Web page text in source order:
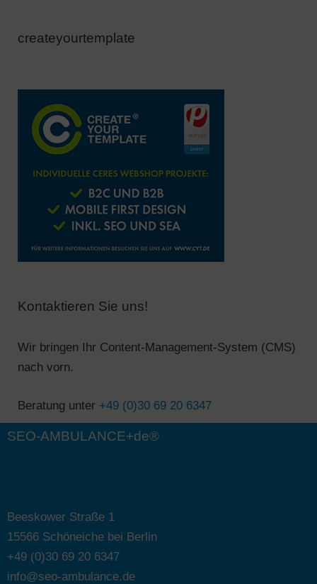
createyourtemplate
Kontaktieren Sie uns!
Wir bringen Ihr Content-Management-System (CMS)
nach vorn.
Beratung unter +49 (0)30 69 20 6347
SEO-AMBULANCE+de®
Beeskower Straße 1
15566 Schöneiche bei Berlin
+49 (0)30 69 20 6347
info@seo-ambulance.de